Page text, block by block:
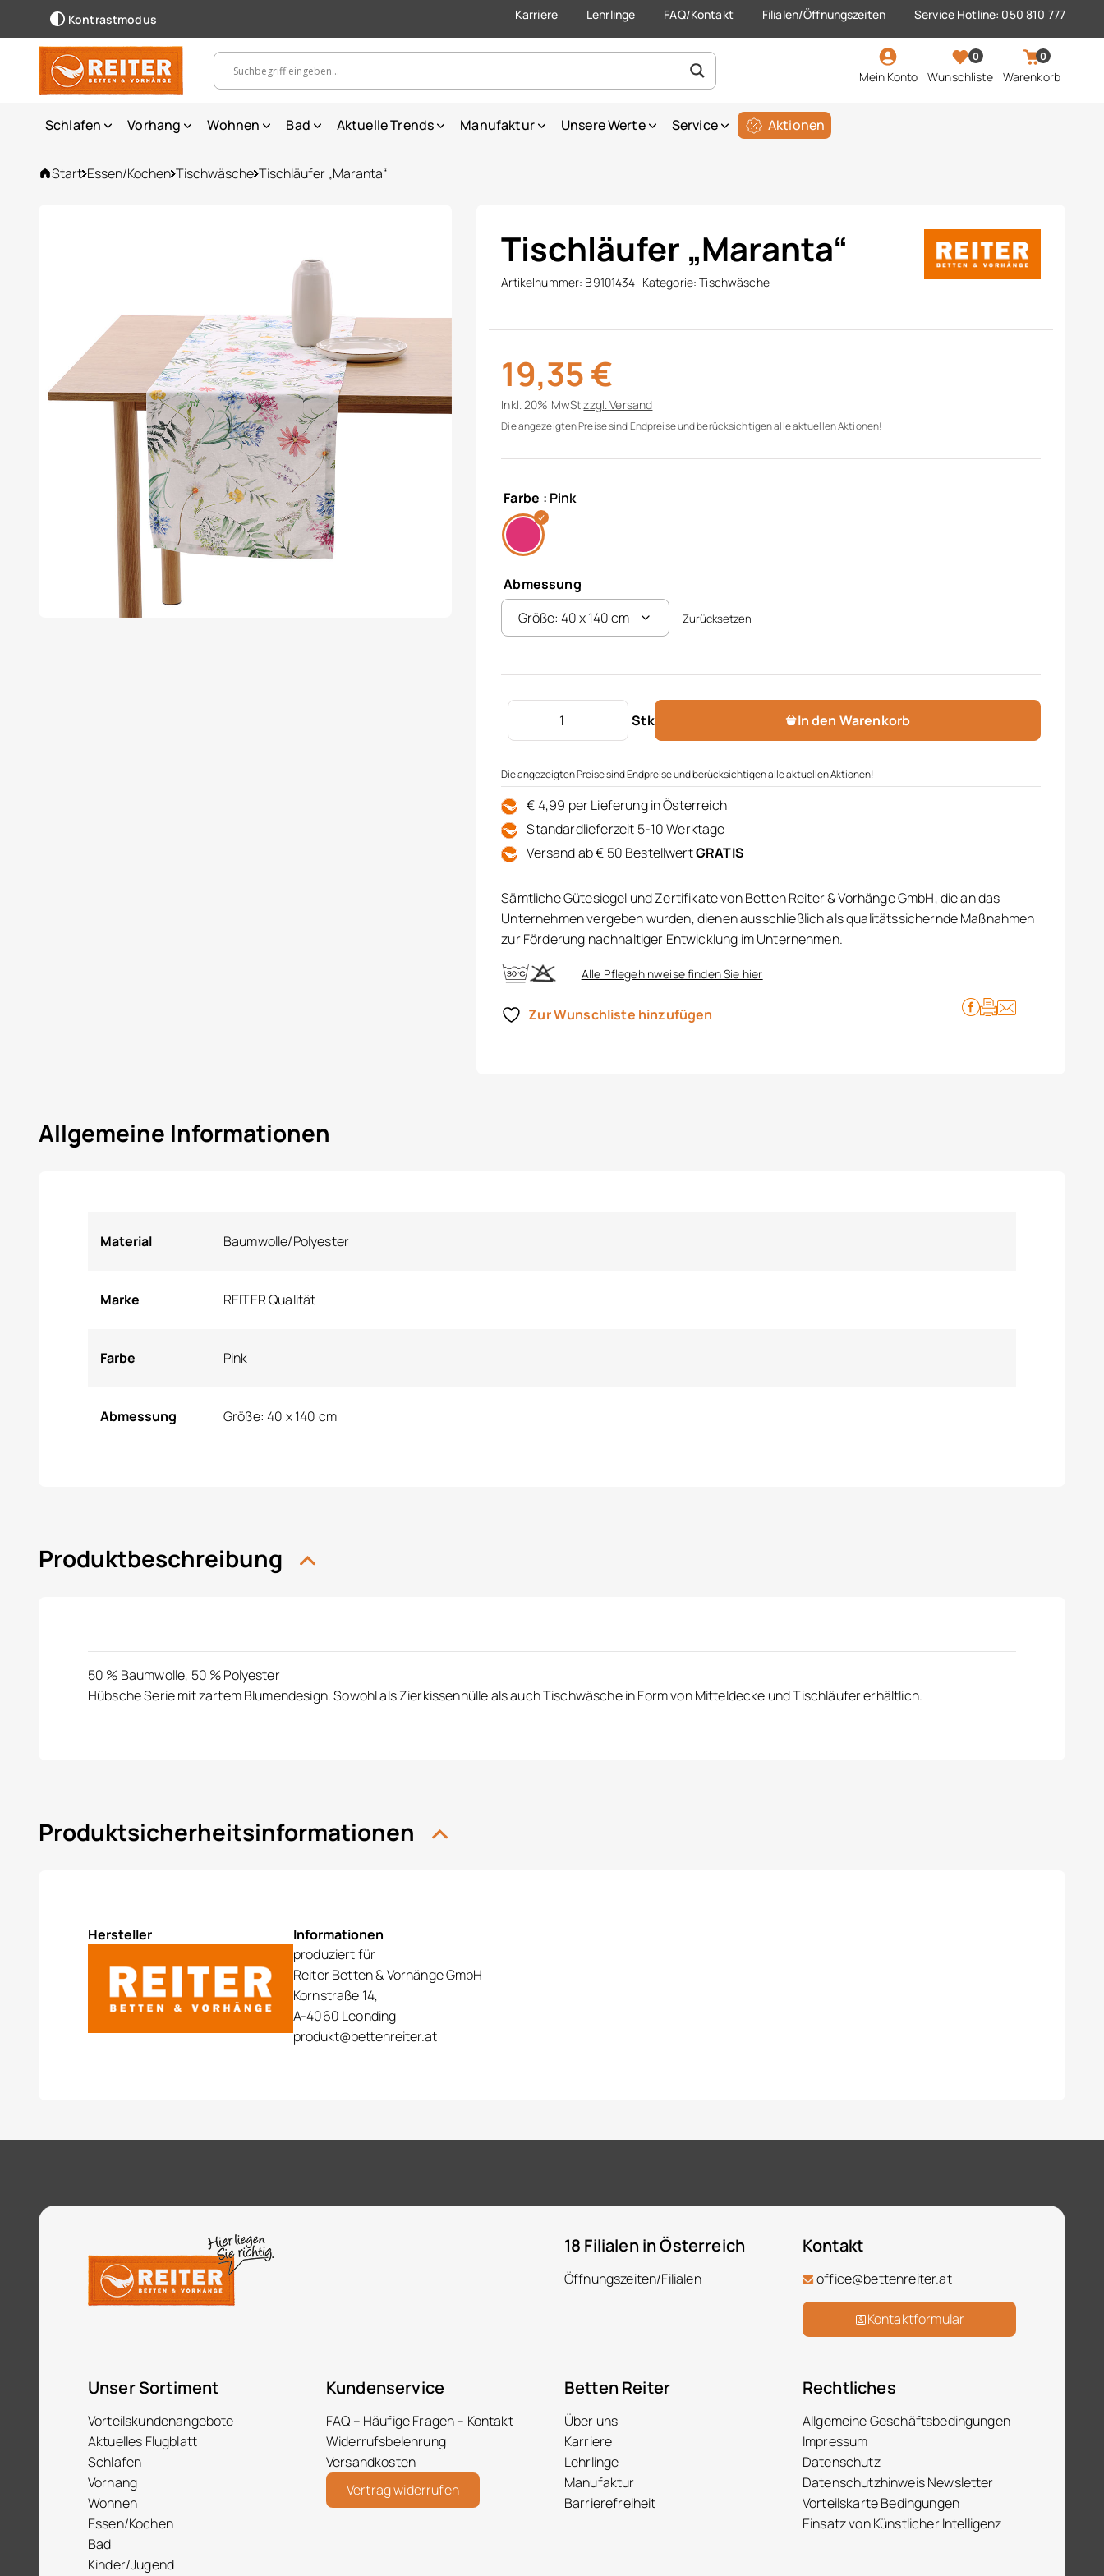
Kontrastmodus Karriere Lehrlinge FAQ/Kontakt Filialen/Öffnungszeiten Service Hotline: 050 810 777
Suchbegriff, Artikelnummer ...
Mein Konto
0
Wunschliste
0
Warenkorb
Schlafen Vorhang Wohnen Bad Aktuelle Trends Manufaktur Unsere Werte Service Aktionen
Start Essen/Kochen Tischwäsche Tischläufer „Maranta“
Tischläufer „Maranta“
Artikelnummer: B9101434 Kategorie:Tischwäsche
19,35€
Inkl. 20% MwSt.zzgl.Versand
Die angezeigten Preise sind Endpreise und berücksichtigen alle aktuellen Aktionen!
Farbe : Pink
Abmessung
Zurücksetzen
Stk
Tischläufer "Maranta" Menge
In den Warenkorb
Die angezeigten Preise sind Endpreise und berücksichtigen alle aktuellen Aktionen!
€ 4,99 per Lieferung in Österreich
Standardlieferzeit 5-10 Werktage
Versand ab € 50 BestellwertGRATIS
Sämtliche Gütesiegel und Zertifikate von Betten Reiter & Vorhänge GmbH, die an das
Unternehmen vergeben wurden, dienen ausschließlich als qualitätssichernde Maßnahmen
zur Förderung nachhaltiger Entwicklung im Unternehmen.
Alle Pflegehinweise finden Sie hier
Zur Wunschliste hinzufügen
Allgemeine Informationen
Material Baumwolle/Polyester
Marke REITER Qualität
Farbe Pink
Abmessung Größe: 40 x 140 cm
Produktbeschreibung
50 % Baumwolle, 50 % Polyester
Hübsche Serie mit zartem Blumendesign. Sowohl als Zierkissenhülle als auch Tischwäsche in Form von Mitteldecke und Tischläufer erhältlich.
Produktsicherheitsinformationen
Hersteller
Informationen
produziert für
Reiter Betten & Vorhänge GmbH
Kornstraße 14,
A-4060 Leonding
produkt@bettenreiter.at
18 Filialen in Österreich
Öffnungszeiten/Filialen
Kontakt
office@bettenreiter.at
Kontaktformular
Unser Sortiment
Vorteilskundenangebote
Aktuelles Flugblatt
Schlafen
Vorhang
Wohnen
Essen/Kochen
Bad
Kinder/Jugend
Kundenservice
FAQ – Häufige Fragen – Kontakt
Widerrufsbelehrung
Versandkosten
Vertrag widerrufen
Betten Reiter
Über uns
Karriere
Lehrlinge
Manufaktur
Barrierefreiheit
Rechtliches
Allgemeine Geschäftsbedingungen
Impressum
Datenschutz
Datenschutzhinweis Newsletter
Vorteilskarte Bedingungen
Einsatz von Künstlicher Intelligenz